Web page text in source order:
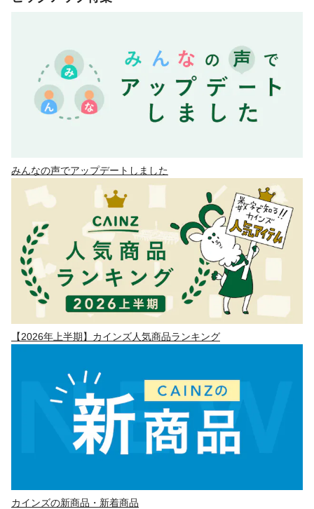
みんなの声でアップデートしました
【2026年上半期】カインズ人気商品ランキング
カインズの新商品・新着商品